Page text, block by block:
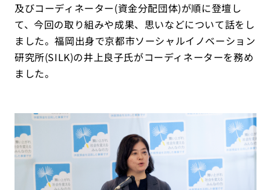
及びコーディネーター(資金分配団体)が順に登壇し
て、今回の取り組みや成果、思いなどについて話をし
ました。福岡出身で京都市ソーシャルイノベーション
研究所(SILK)の井上良子氏がコーディネーターを務め
ました。